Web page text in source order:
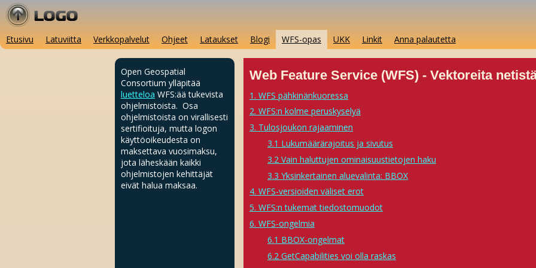
Etusivu Latuviitta Verkkopalvelut Ohjeet Lataukset Blogi WFS-opas UKK Linkit Anna palautetta
Open Geospatial
Consortium ylläpitää
luetteloa WFS:ää tukevista
ohjelmistoista. Osa
ohjelmistoista on virallisesti
sertifioituja, mutta logon
käyttöoikeudesta on
maksettava vuosimaksu,
jota läheskään kaikki
ohjelmistojen kehittäjät
eivät halua maksaa.
Web Feature Service (WFS) - Vektoreita
1. WFS pähkinänkuoressa
2. WFS:n kolme peruskyselyä
3. Tulosjoukon rajaaminen
3.1 Lukumäärärajoitus ja sivutus
3.2 Vain haluttujen ominaisuustietojen haku
3.3 Yksinkertainen aluevalinta: BBOX
4. WFS-versioiden väliset erot
5. WFS:n tukemat tiedostomuodot
6. WFS-ongelmia
6.1 BBOX-ongelmat
6.2 GetCapabilities voi olla raskas